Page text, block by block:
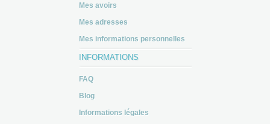
Mes avoirs
Mes adresses
Mes informations personnelles
INFORMATIONS
FAQ
Blog
Informations légales